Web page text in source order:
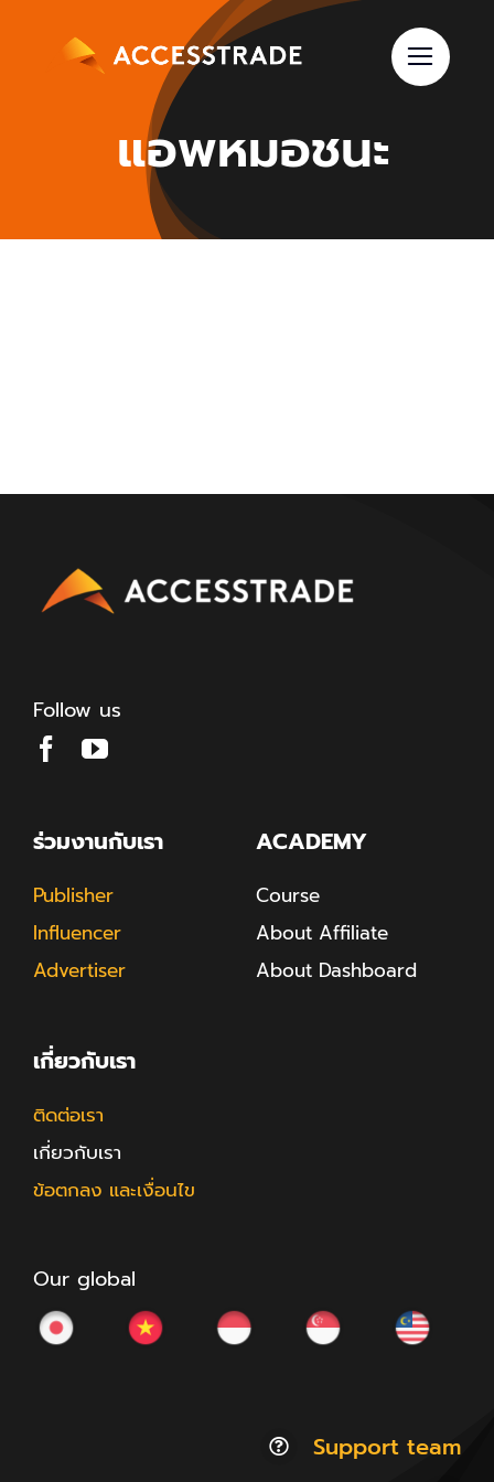
แอพหมอชนะ
Follow us
ร่วมงานกับเรา
Publisher
Influencer
Advertiser
ACADEMY
Course
About Affiliate
About Dashboard
เกี่ยวกับเรา
ติดต่อเรา
เกี่ยวกับเรา
ข้อตกลง และเงื่อนไข
Our global
Support team